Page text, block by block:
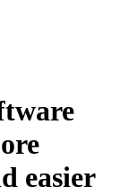
easier